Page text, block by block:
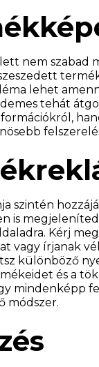
nem szabad
lehet
tehát
szintén
is
Kérj
vagy írjanak
különböző
és a
mindenképp
módszer.